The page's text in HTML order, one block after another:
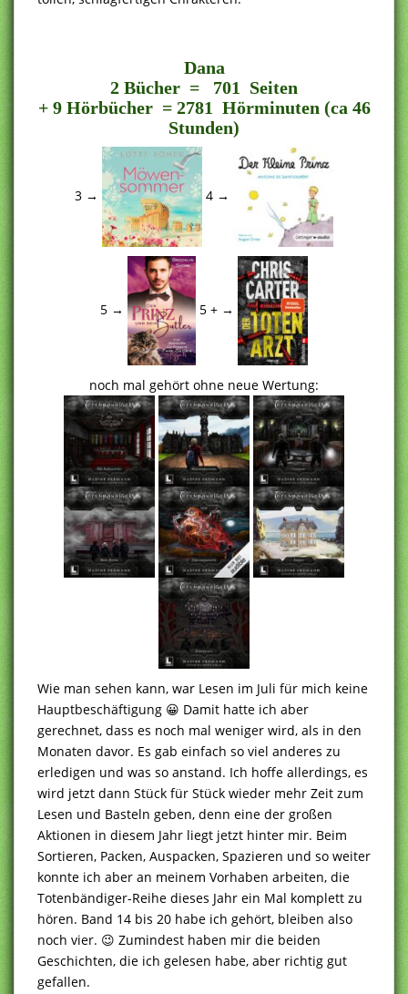
Dana
2 Bücher = 701 Seiten
+ 9 Hörbücher = 2781 Hörminuten (ca 46
Stunden)
3 → 4 →
5 → 5 + →
noch mal gehört ohne neue Wertung:
Wie man sehen kann, war Lesen im Juli für mich keine
Hauptbeschäftigung 😀 Damit hatte ich aber
gerechnet, dass es noch mal weniger wird, als in den
Monaten davor. Es gab einfach so viel anderes zu
erledigen und was so anstand. Ich hoffe allerdings, es
wird jetzt dann Stück für Stück wieder mehr Zeit zum
Lesen und Basteln geben, denn eine der großen
Aktionen in diesem Jahr liegt jetzt hinter mir. Beim
Sortieren, Packen, Auspacken, Spazieren und so weiter
konnte ich aber an meinem Vorhaben arbeiten, die
Totenbändiger-Reihe dieses Jahr ein Mal komplett zu
hören. Band 14 bis 20 habe ich gehört, bleiben also
noch vier. 😉 Zumindest haben mir die beiden
Geschichten, die ich gelesen habe, aber richtig gut
gefallen.